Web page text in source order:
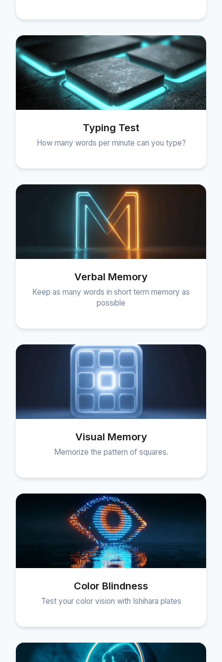
Typing Test
How many words per minute can you type?
Verbal Memory
Keep as many words in short term memory as
possible
Visual Memory
Memorize the pattern of squares.
Color Blindness
Test your color vision with Ishihara plates